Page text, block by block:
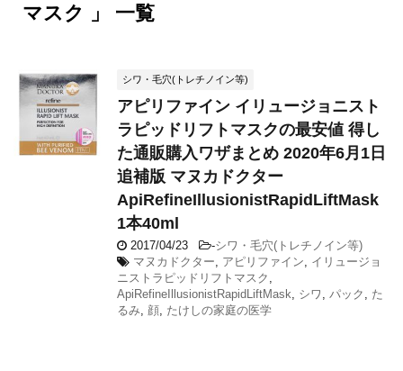
マスク 」 一覧
シワ・毛穴(トレチノイン等)
アピリファイン イリュージョニスト
ラピッドリフトマスクの最安値 得し
た通販購入ワザまとめ 2020年6月1日
追補版 マヌカドクター
ApiRefineIllusionistRapidLiftMask
1本40ml
2017/04/23 -シワ・毛穴(トレチノイン等)
マヌカドクター, アピリファイン, イリュージョ
ニストラピッドリフトマスク ,
ApiRefineIllusionistRapidLiftMask, シワ , パック , た
るみ, 顔, たけしの家庭の医学